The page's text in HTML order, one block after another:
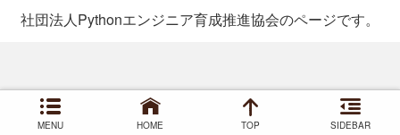
MENU HOME TOP SIDEBAR
社団法人Pythonエンジニア育成推進協会のページです。